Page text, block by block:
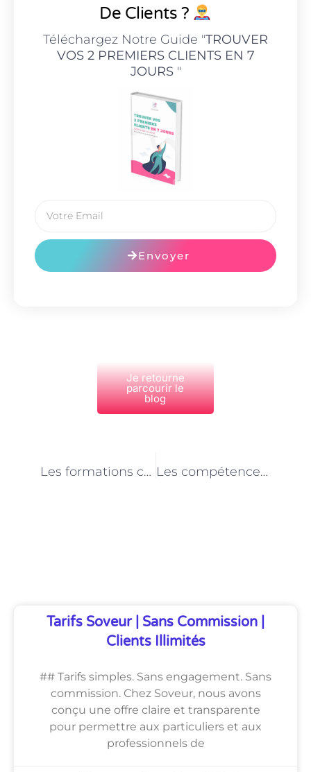
De Clients ?
Téléchargez Notre Guide "TROUVER
VOS 2 PREMIERS CLIENTS EN 7
JOURS"
Envoyer
Je retourne
parcourir le
blog
Les formations complémentaires pour les électriciens à Paris Les compétences requises pour devenir couvreur à Paris
Tarifs Soveur | Sans Commission |
Clients Illimités
## Tarifs simples. Sans engagement. Sans
commission. Chez Soveur, nous avons
conçu une offre claire et transparente
pour permettre aux particuliers et aux
professionnels de